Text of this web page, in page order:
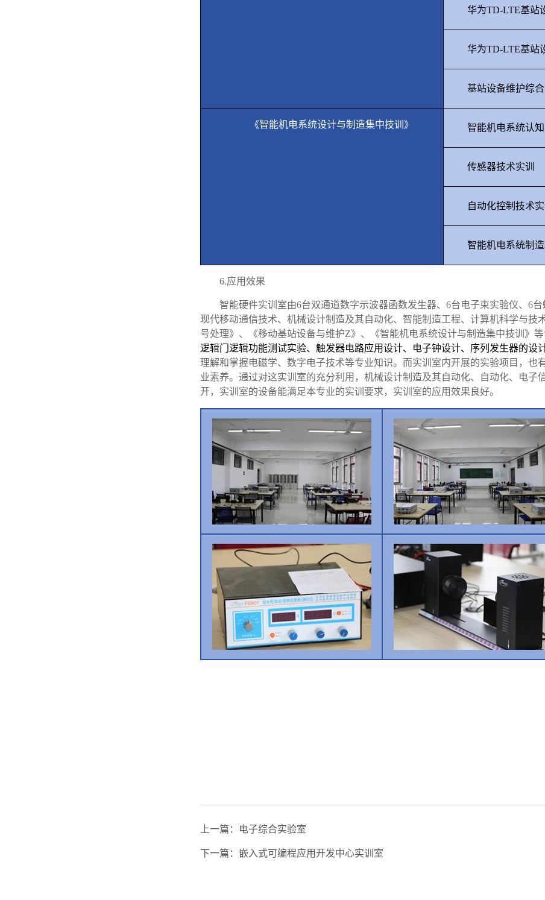
华为TD-LTE基站
华为TD-LTE基站
基站设备维护综合
《智能机电系统设计与制造集中技训》 智能机电系统认知
传感器技术实训
自动化控制技术实
智能机电系统制造
6.应用效果
智能硬件实训室由6台双通道数字示波器函数发生器、 6台电子束实验仪、 6台
现代移动通信技术、机械设计制造及其自动化、智能制造工程、计算机科学与
号处理》、《移动基站设备与维护Z》、《智能机电系统设计与制造集中技训》
逻辑门逻辑功能测试实验、触发器电路应用设计、电子钟设计、序列发生器的设
理解和掌握电磁学、数字电子技术等专业知识。而实训室内开展的实验项目，
业素养。 通过对这实训室的充分利用， 机械设计制造及其自动化、自动化、电子
开，实训室的设备能满足本专业的实训要求，实训室的应用效果良好。
上一篇： 电子综合实验室
下一篇： 嵌入式可编程应用开发中心实训室